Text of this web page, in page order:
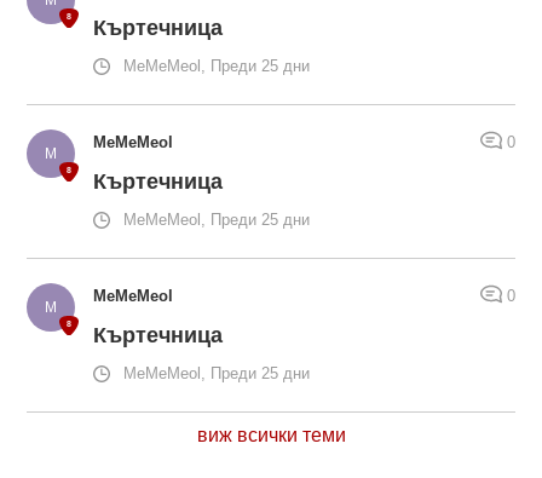
Къртечница
MeMeMeol, Преди 25 дни
MeMeMeol 0
Къртечница
MeMeMeol, Преди 25 дни
MeMeMeol 0
Къртечница
MeMeMeol, Преди 25 дни
виж всички теми